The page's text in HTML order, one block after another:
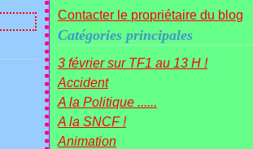
Contacter le propriétaire du blog
Catégories principales
3 février sur TF1 au 13 H !
Accident
A la Politique ......
A la SNCF !
Animation